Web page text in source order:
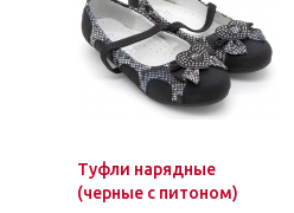
Туфли нарядные
(черные с питоном)